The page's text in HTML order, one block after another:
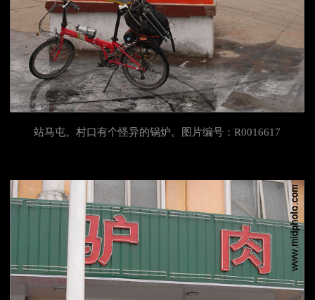
站马屯。村口有个怪异的锅炉。图片编号：R0016617